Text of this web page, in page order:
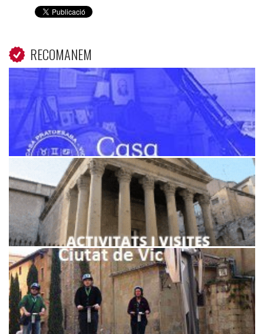
RECOMANEM